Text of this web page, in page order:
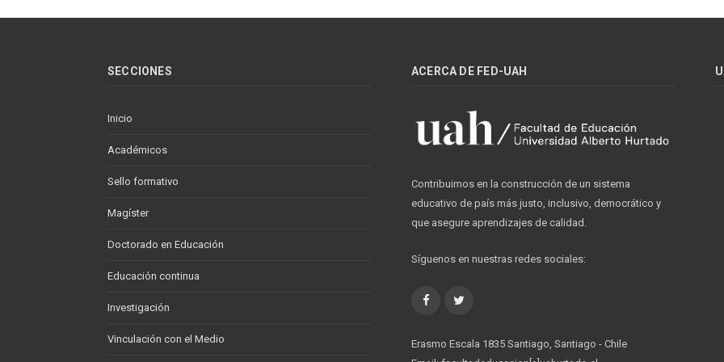
SECCIONES
Inicio
Académicos
Sello formativo
Magíster
Doctorado en Educación
Educación continua
Investigación
Vinculación con el Medio
ACERCA DE FED-UAH
Contribuimos en la construcción de un sistema
educativo de país más justo, inclusivo, democrático y
que asegure aprendizajes de calidad.
Síguenos en nuestras redes sociales:
Facebook
Erasmo Escala 1835 Santiago, Santiago - Chile